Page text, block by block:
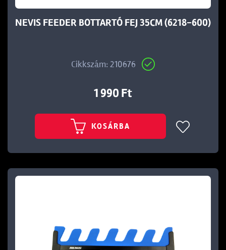
NEVIS FEEDER BOTTARTÓ FEJ 35CM (6218-600)
Cikkszám: 210676
1 990 Ft
KOSÁRBA